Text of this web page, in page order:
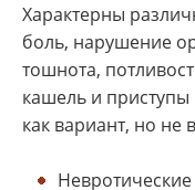
Характерны
боль, нарушение
тошнота,
кашель и приступы
как вариант, но не